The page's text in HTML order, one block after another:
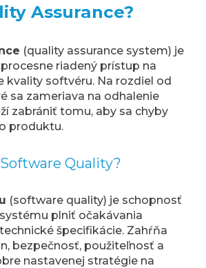
Assurance?
(quality assurance system) je
riadený prístup na
kvality softvéru. Na rozdiel od
sa zameriava na odhalenie
zabrániť tomu, aby sa chyby
produktu.
Quality?
(software quality) je schopnosť
plniť očakávania
špecifikácie. Zahŕňa
bezpečnosť, použiteľnosť a
nastavenej stratégie na